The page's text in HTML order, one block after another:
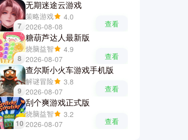
7
无期迷途云游戏
策略游戏
4.0
2026-08-08
查看
8
糖葫芦达人最新版
烧脑益智
4.9
2026-08-07
查看
9
查尔斯小火车游戏手机版
解谜冒险
3.8
2026-08-07
查看
10
刮个爽游戏正式版
烧脑益智
3.2
2026-08-07
查看